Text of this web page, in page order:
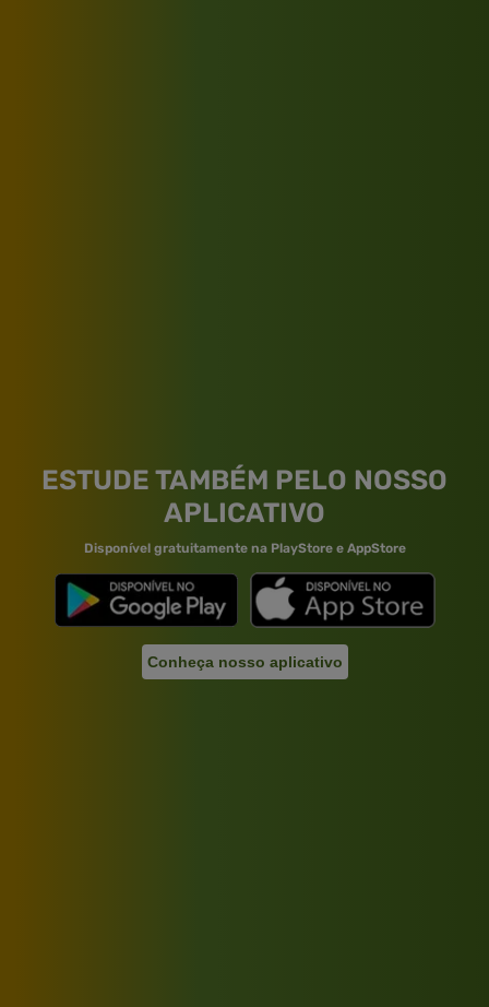
ESTUDE TAMBÉM PELO NOSSO
APLICATIVO
Disponível gratuitamente na PlayStore e AppStore
Conheça nosso aplicativo